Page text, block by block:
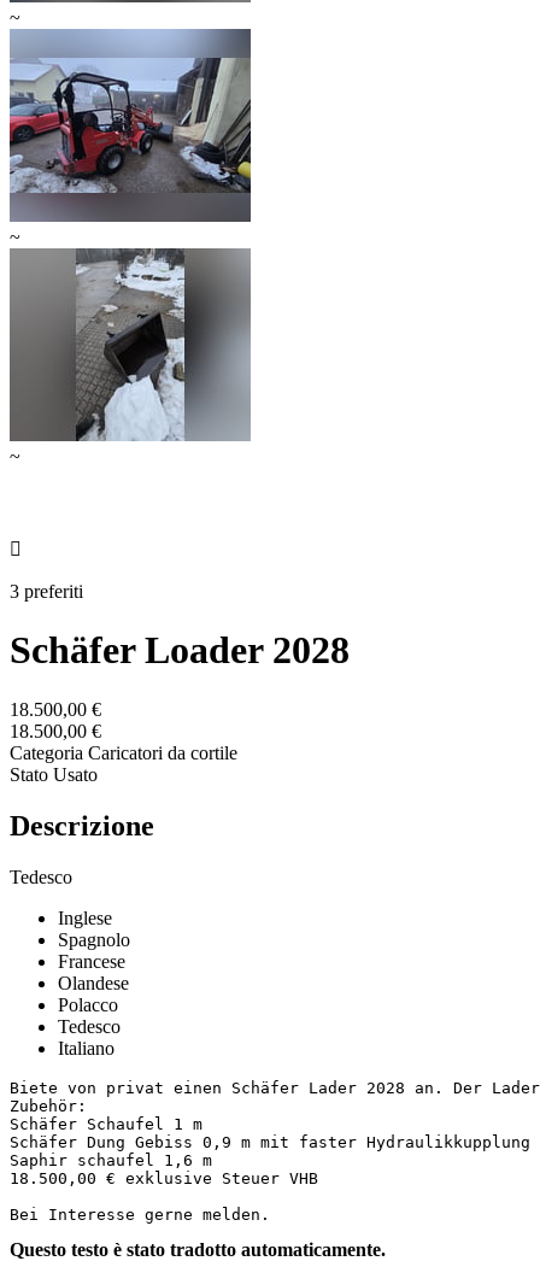
~
~
~

3 preferiti
Schäfer Loader 2028
18.500,00 €
18.500,00 €
Categoria Caricatori da cortile
Stato Usato
Descrizione
Tedesco
Inglese
Spagnolo
Francese
Olandese
Polacco
Tedesco
Italiano
Biete von privat einen Schäfer Lader 2028 an. Der
Zubehör:
Schäfer Schaufel 1 m
Schäfer Dung Gebiss 0,9 m mit faster Hydraulikkupplung
Saphir schaufel 1,6 m
18.500,00 € exklusive Steuer VHB
Bei Interesse gerne melden.
Questo testo è stato tradotto automaticamente.